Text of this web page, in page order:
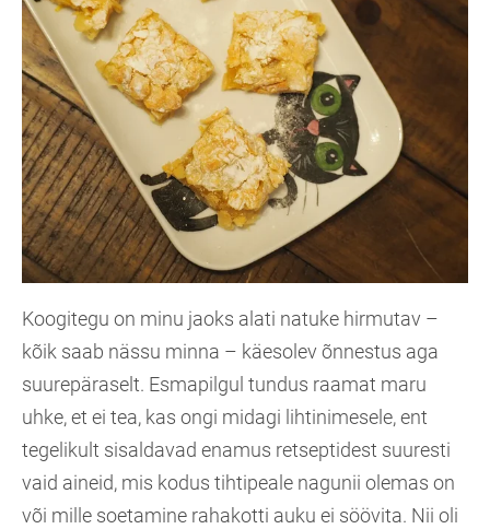
Koogitegu on minu jaoks alati natuke hirmutav –
kõik saab nässu minna – käesolev õnnestus aga
suurepäraselt. Esmapilgul tundus raamat maru
uhke, et ei tea, kas ongi midagi lihtinimesele, ent
tegelikult sisaldavad enamus retseptidest suuresti
vaid aineid, mis kodus tihtipeale nagunii olemas on
või mille soetamine rahakotti auku ei söövita. Nii oli